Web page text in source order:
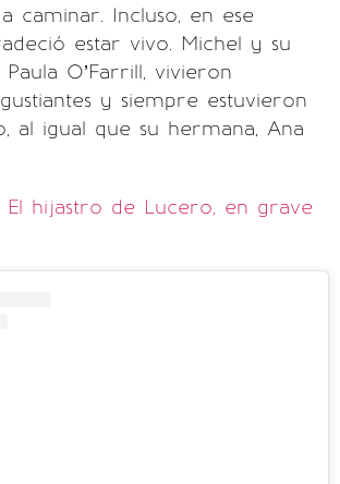
caminar. Incluso, en ese
estar vivo. Michel y su
Paula O’Farrill, vivieron
y siempre estuvieron
al igual que su hermana, Ana
El hijastro de Lucero, en grave